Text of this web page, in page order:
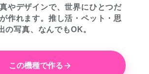
やデザインで、世界にひとつだ
作れます。推し活・ペット・思
の写真、なんでもOK。
この機種で作る